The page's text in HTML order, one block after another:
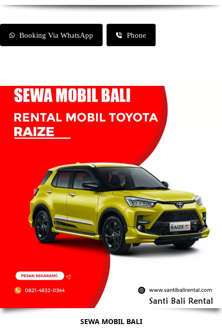
Booking Via WhatsApp Phone
SEWA MOBIL BALI